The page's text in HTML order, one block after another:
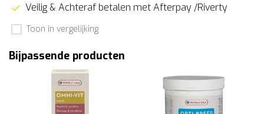
Veilig & Achteraf betalen met Afterpay /Riverty
Toon in vergelijking
Bijpassende producten